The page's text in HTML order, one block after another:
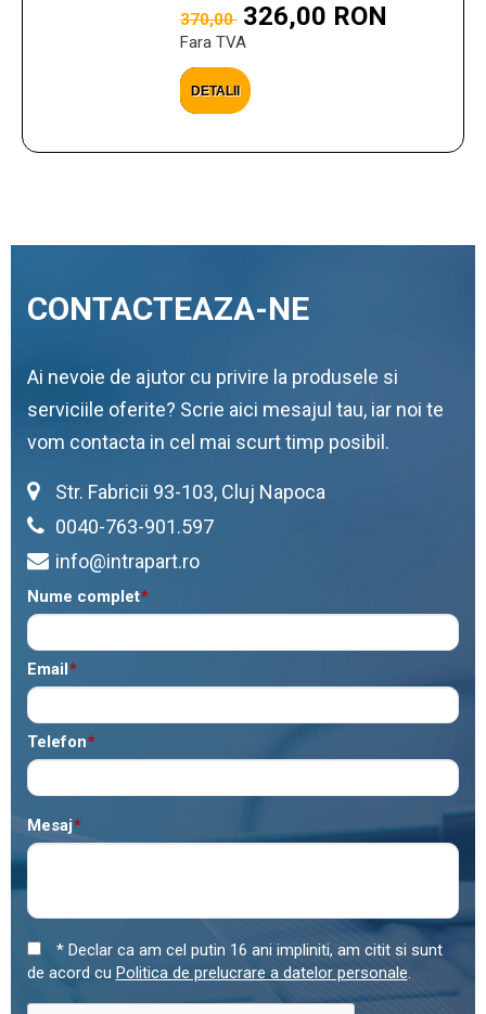
370,00 326,00 RON
Fara TVA
DETALII
CONTACTEAZA-NE
Ai nevoie de ajutor cu privire la produsele si
serviciile oferite? Scrie aici mesajul tau, iar noi te
vom contacta in cel mai scurt timp posibil.
Str. Fabricii 93-103, Cluj Napoca
0040-763-901.597
info@intrapart.ro
*
Nume complet
*
Email
*
Telefon
*
Mesaj
* Declar ca am cel putin 16 ani impliniti, am citit si sunt
de acord cu Politica de prelucrare a datelor personale.